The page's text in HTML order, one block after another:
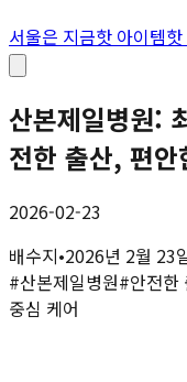
서울은 지금핫 아이템
산본제일병원:
전한 출산, 편안
2026-02-23
배수지•2026년 2월 23
#산본제일병원#안전한
중심 케어